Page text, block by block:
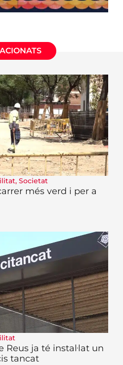
, Societat
més verd i per a
Reus ja té instal·lat un
tancat